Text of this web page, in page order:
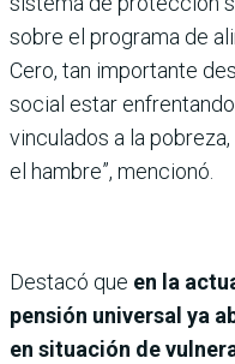
sobre el programa de
Cero, tan importante
social estar
vinculados a la
el hambre”, mencionó.
Destacó que en la
pensión universal ya
en situación de